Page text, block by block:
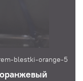
blestki-orange-5